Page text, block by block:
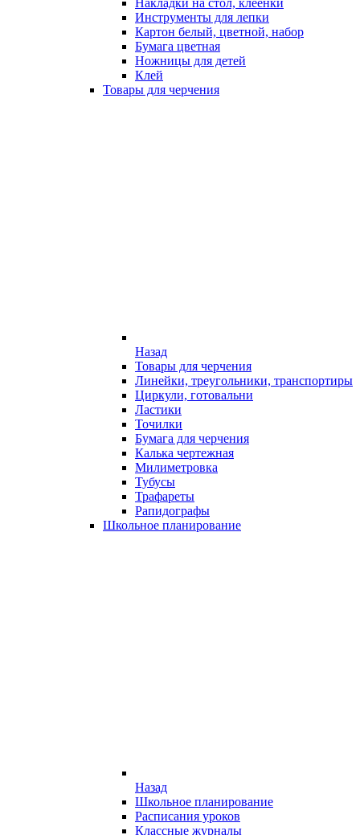
Накладки на стол, клеёнки
Инструменты для лепки
Картон белый, цветной, набор
Бумага цветная
Ножницы для детей
Клей
Товары для черчения
Назад
Товары для черчения
Линейки, треугольники, транспортиры
Циркули, готовальни
Ластики
Точилки
Бумага для черчения
Калька чертежная
Милиметровка
Тубусы
Трафареты
Рапидографы
Школьное планирование
Назад
Школьное планирование
Расписания уроков
Классные журналы